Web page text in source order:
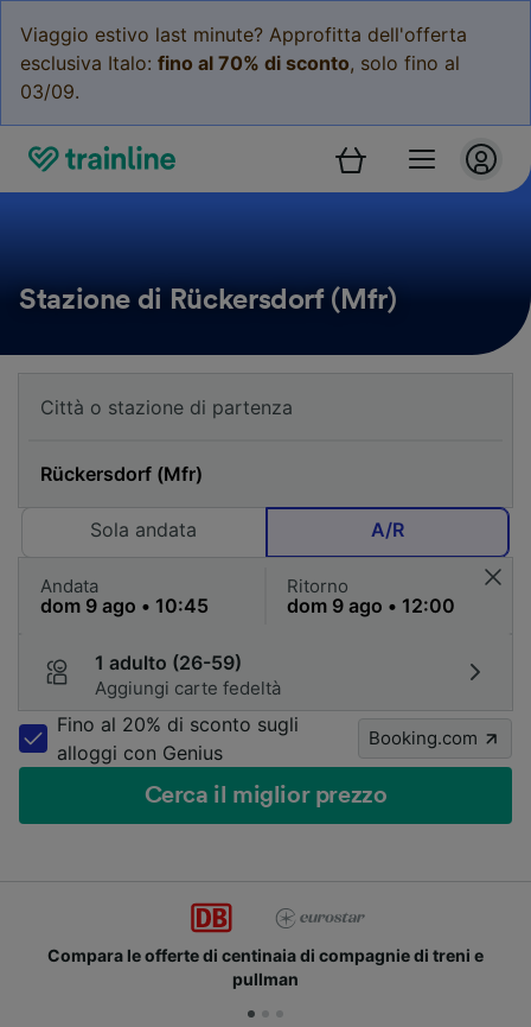
Viaggio estivo last minute? Approfitta dell'offerta
esclusiva Italo: fino al 70% di sconto, solo fino al
03/09.
Stazione di Rückersdorf (Mfr)
Sola andata A/R
Andata Ritorno
1 adulto (26-59)
Aggiungi carte fedeltà
Fino al 20% di sconto sugli
alloggi con Genius
Booking.com
Cerca il miglior prezzo
Compara le offerte di centinaia di compagnie di treni e
pullman